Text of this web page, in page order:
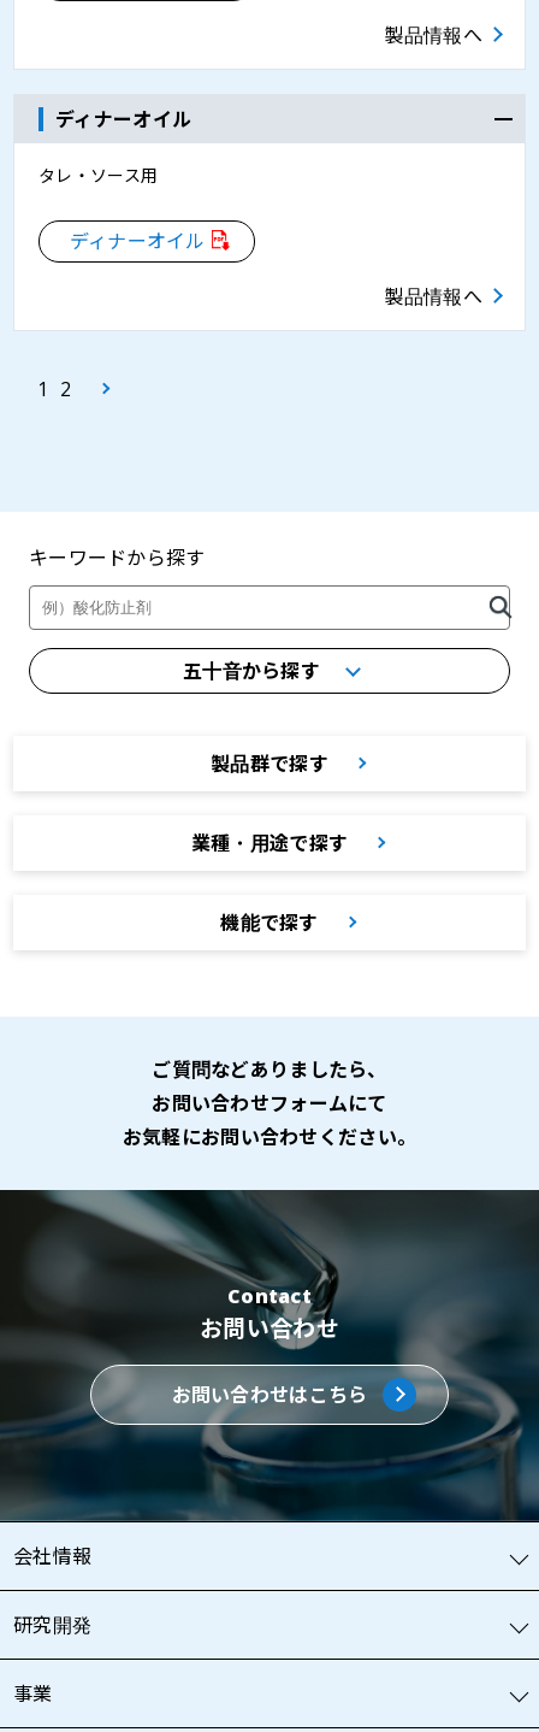
製品情報へ
ディナーオイル
タレ・ソース用
ディナーオイル
製品情報へ
1 2
キーワードから探す
五十音から探す
製品群で探す
業種・用途で探す
機能で探す
ご質問などありましたら、
お問い合わせフォームにて
お気軽にお問い合わせください。
Contact
お問い合わせ
お問い合わせはこちら
会社情報
研究開発
事業